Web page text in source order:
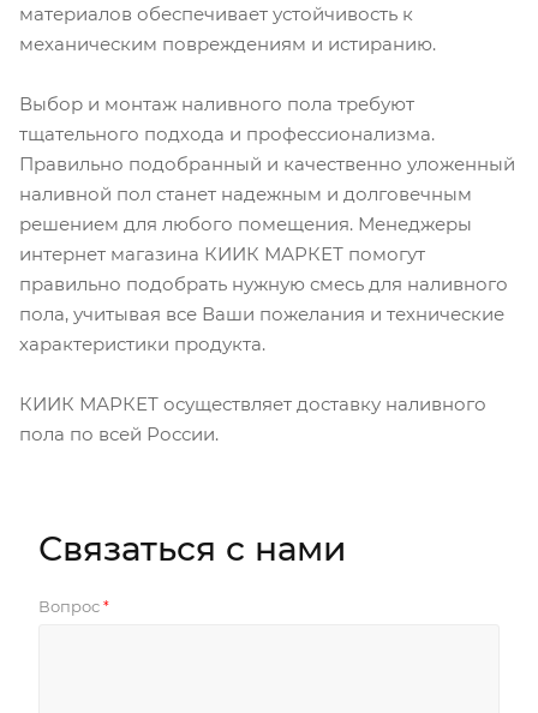
материалов обеспечивает устойчивость к
механическим повреждениям и истиранию.
Выбор и монтаж наливного пола требуют
тщательного подхода и профессионализма.
Правильно подобранный и качественно уложенный
наливной пол станет надежным и долговечным
решением для любого помещения. Менеджеры
интернет магазина КИИК МАРКЕТ помогут
правильно подобрать нужную смесь для наливного
пола, учитывая все Ваши пожелания и технические
характеристики продукта.
КИИК МАРКЕТ осуществляет доставку наливного
пола по всей России.
Связаться с нами
Вопрос *